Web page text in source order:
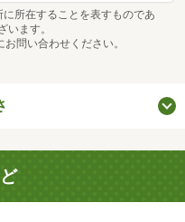
所在することを表すものであ
います。
問い合わせください。